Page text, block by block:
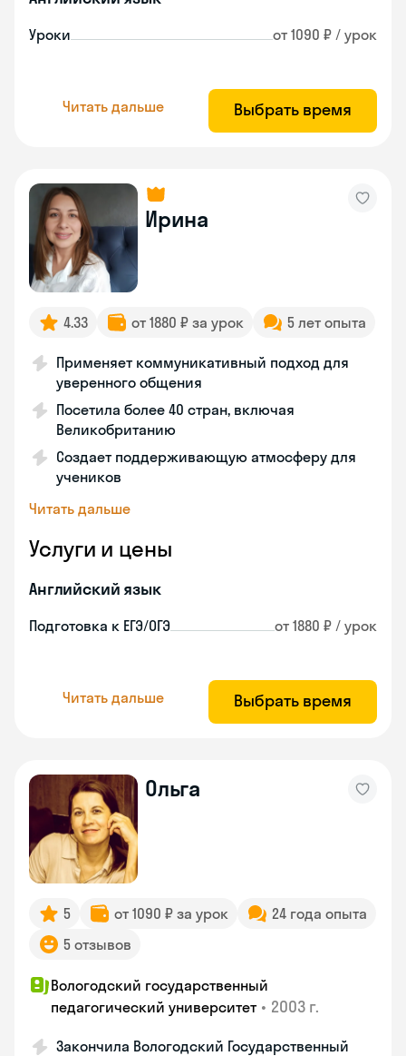
Уроки от 1090 ₽ / урок
Читать дальше Выбрать время
Ирина
4.33 от 1880 ₽ за урок 5 лет опыта
Применяет коммуникативный подход для
уверенного общения
Посетила более 40 стран, включая
Великобританию
Создает поддерживающую атмосферу для
учеников
Читать дальше
Услуги и цены
Английский язык
Подготовка к ЕГЭ/ОГЭ от 1880 ₽ / урок
Читать дальше Выбрать время
Ольга
5 от 1090 ₽ за урок
24 года опыта
5 отзывов
Вологодский государственный
педагогический университет • 2003 г.
Закончила Вологодский Государственный